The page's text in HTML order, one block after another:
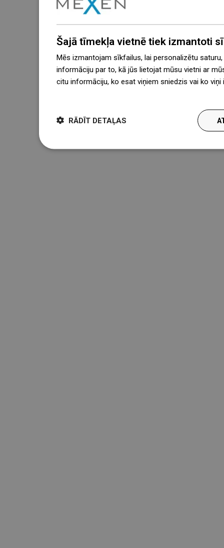
Šajā tīmekļa vietnē tiek izmantoti
Mēs izmantojam sīkfailus, lai personalizētu
informāciju par to, kā jūs lietojat mūsu vietni ar
citu informāciju, ko esat viņiem sniedzis vai ko
RĀDĪT DETAĻAS